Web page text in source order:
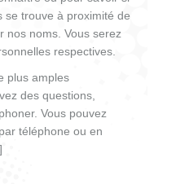
se trouve à proximité de
nos noms. Vous serez
respectives.
plus amples
des questions,
Vous pouvez
téléphone ou en